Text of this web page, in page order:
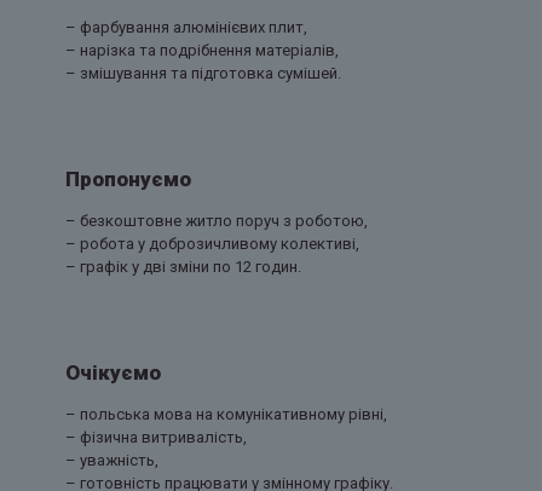
– фарбування алюмінієвих плит,
– нарізка та подрібнення матеріалів,
– змішування та підготовка сумішей.
Пропонуємо
– безкоштовне житло поруч з роботою,
– робота у доброзичливому колективі,
– графік у дві зміни по 12 годин.
Очікуємо
– польська мова на комунікативному рівні,
– фізична витривалість,
– уважність,
– готовність працювати у змінному графіку.